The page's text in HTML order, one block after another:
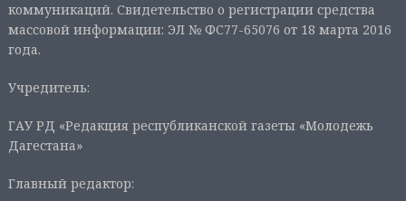
коммуникаций. Свидетельство о регистрации средства
массовой информации: ЭЛ № ФС77-65076 от 18 марта 2016
года.
Учредитель:
ГАУ РД «Редакция республиканской газеты «Молодежь
Дагестана»
Главный редактор: